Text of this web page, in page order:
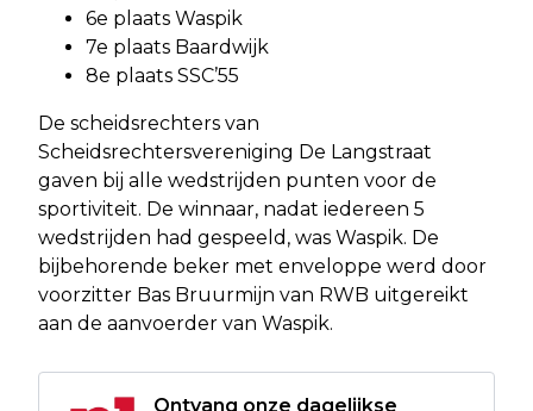
6e plaats Waspik
7e plaats Baardwijk
8e plaats SSC’55
De scheidsrechters van
Scheidsrechtersvereniging De Langstraat
gaven bij alle wedstrijden punten voor de
sportiviteit. De winnaar, nadat iedereen 5
wedstrijden had gespeeld, was Waspik. De
bijbehorende beker met enveloppe werd door
voorzitter Bas Bruurmijn van RWB uitgereikt
aan de aanvoerder van Waspik.
Ontvang onze dagelijkse